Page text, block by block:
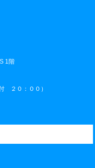
1階
２０：００）